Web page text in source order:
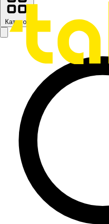
Каталог